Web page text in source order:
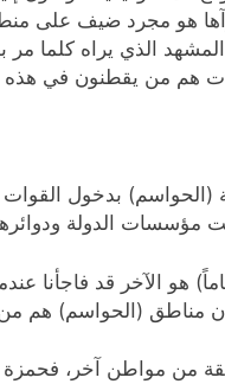
هو مجرد ضيف على
الذي يراه كلما مر
هم من يقطنون في هذه
مؤسسات الدولة
سليم (33 عاماً) هو الآخر
مناطق (الحواسم) هم من